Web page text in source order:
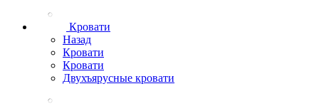
Кровати
Назад
Кровати
Кровати
Двухъярусные кровати